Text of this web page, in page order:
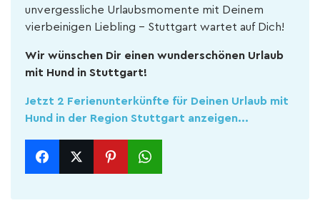
unvergessliche Urlaubsmomente mit Deinem
vierbeinigen Liebling – Stuttgart wartet auf Dich!
Wir wünschen Dir einen wunderschönen Urlaub
mit Hund in Stuttgart!
Jetzt 2 Ferienunterkünfte für Deinen Urlaub mit
Hund in der Region Stuttgart anzeigen...